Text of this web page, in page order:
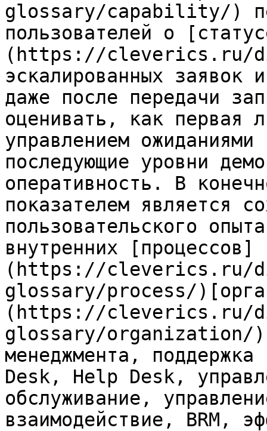
glossary/capability/)
пользователей о
(https://cleverics.ru/
эскалированных заявок
даже после передачи
оценивать, как первая
управлением
последующие уровни
оперативность. В
показателем является
пользовательского
внутренних [процессов]
(https://cleverics.ru/
glossary/process/
(https://cleverics.ru/
glossary/organization/
менеджмента,
Desk, Help Desk,
обслуживание,
взаимодействие, BRM,